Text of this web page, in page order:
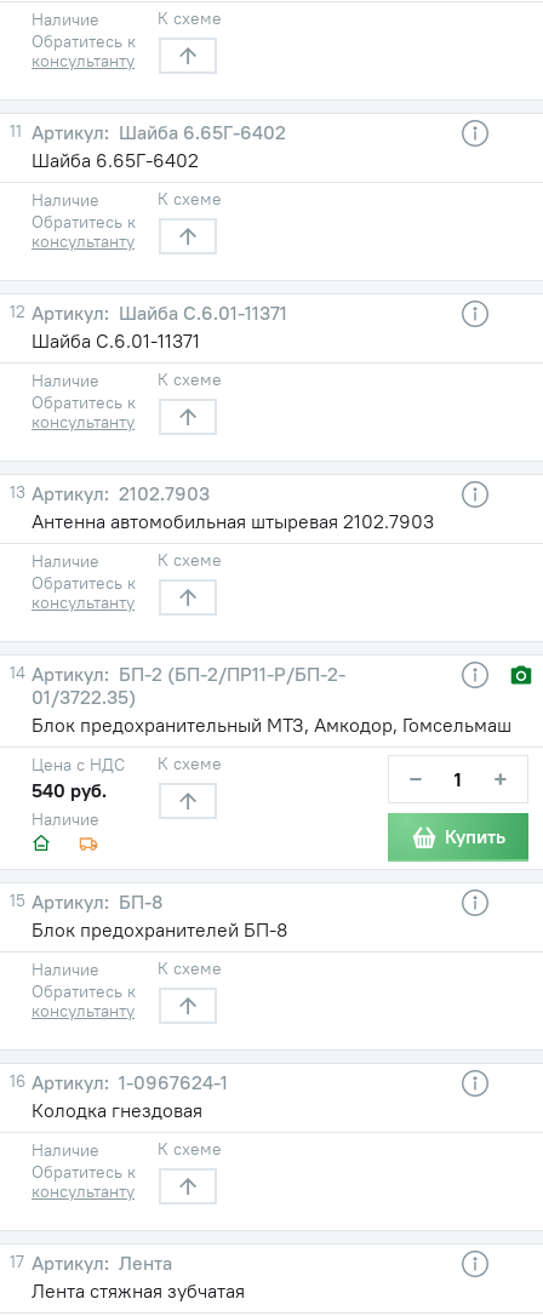
Наличие
Обратитесь к
консультанту
К схеме
11
Шайба 6.65Г-6402
Шайба 6.65Г-6402
Наличие
Обратитесь к
консультанту
К схеме
12
Шайба С.6.01-11371
Шайба С.6.01-11371
Наличие
Обратитесь к
консультанту
К схеме
13
2102.7903
Антенна автомобильная штыревая 2102.7903
Наличие
Обратитесь к
консультанту
К схеме
14
БП-2 (БП-2/ПР11-Р/БП-2-
01/3722.35)
Блок предохранительный МТЗ, Амкодор, Гомсельмаш
Наличие
Цена с НДС
540 руб.
К схеме − +
Купить
15
БП-8
Блок предохранителей БП-8
Наличие
Обратитесь к
консультанту
К схеме
16
1-0967624-1
Колодка гнездовая
Наличие
Обратитесь к
консультанту
К схеме
17
Лента
Лента стяжная зубчатая